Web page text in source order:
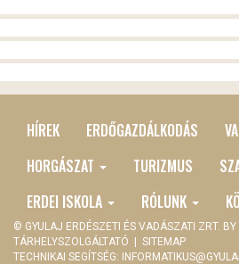
MAIN
MENU
HÍREK ERDŐGAZDÁLKODÁS
HORGÁSZAT
TURIZMUS
ERDEI ISKOLA
RÓLUNK
© GYULAJ ERDÉSZETI ÉS VADÁSZATI ZRT. BY
TÁRHELYSZOLGÁLTATÓ | SITEMAP
TECHNIKAI SEGÍTSÉG: